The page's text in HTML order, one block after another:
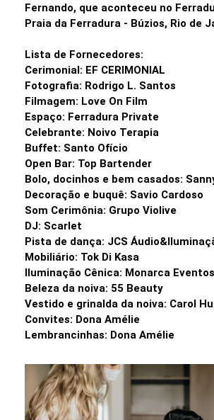
Fernando, que aconteceu no
Praia da Ferradura - Búzios, Rio de
Lista de Fornecedores:
Cerimonial: EF CERIMONIAL
Fotografia: Rodrigo L. Santos
Filmagem: Love On Film
Espaço: Ferradura Private
Celebrante: Noivo Terapia
Buffet: Santo Ofício
Open Bar: Top Bartender
Bolo, docinhos e bem casados:
Decoração e buquê: Savio Cardoso
Som Cerimônia: Grupo Violive
DJ: Scarlet
Pista de dança: JCS
Mobiliário: Tok Di Kasa
Iluminação Cênica: Monarca Eventos
Beleza da noiva: 55 Beauty
Vestido e grinalda da noiva: Carol
Convites: Dona Amélie
Lembrancinhas: Dona Amélie